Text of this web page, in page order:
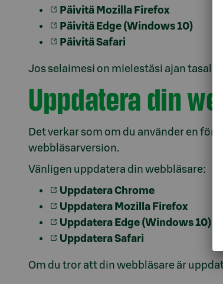
Päivitä Mozilla Firefox
Päivitä Edge (Windows 10)
Päivitä Safari
Jos selaimesi on mielestäsi ajan tasalla,
Uppdatera din
Det verkar som om du använder en
webbläsarversion.
Vänligen uppdatera din webbläsare:
Uppdatera Chrome
Uppdatera Mozilla Firefox
Uppdatera Edge (Windows 10)
Uppdatera Safari
Om du tror att din webbläsare är